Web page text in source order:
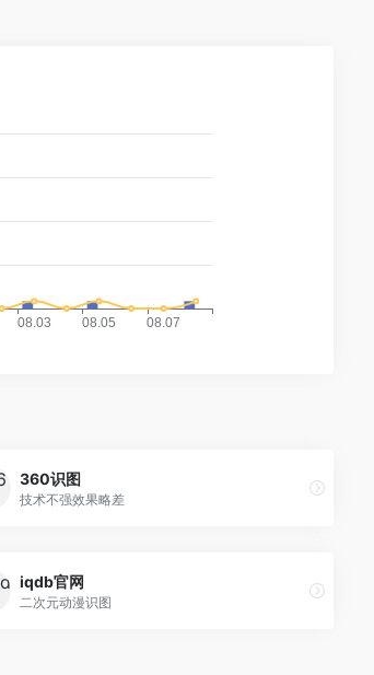
360识图
技术不强效果略差
iqdb官网
二次元动漫识图